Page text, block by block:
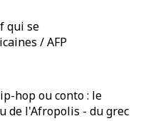
qui se
/ AFP
hop ou conto : le
de l'Afropolis - du grec